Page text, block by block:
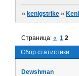
»kenigstrike »
Сбор статистики
Страница:« 1 2
Dewshman